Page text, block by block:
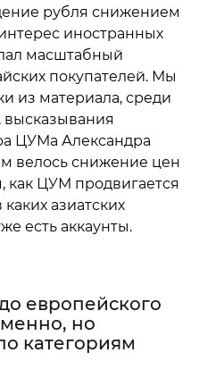
рубля снижением
иностранных
масштабный
покупателей. Мы
из материала, среди
высказывания
ЦУМа Александра
велось снижение цен
как ЦУМ продвигается
азиатских
есть аккаунты.
европейского
но
категориям